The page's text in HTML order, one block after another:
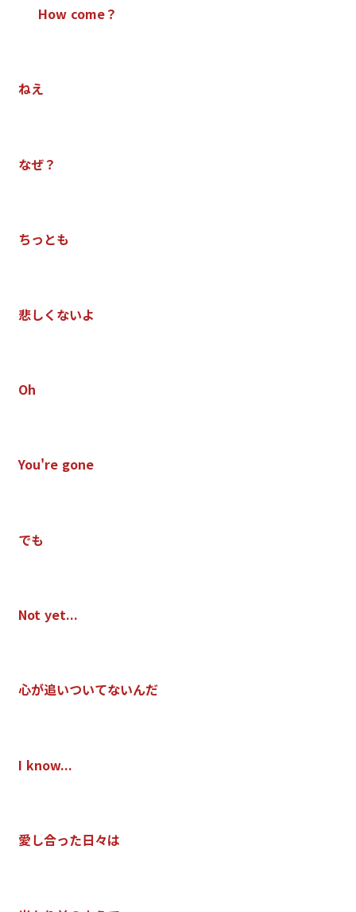
How come？
ねえ
なぜ？
ちっ とも
悲しく ないよ
Oh
You're gone
でも
Not yet...
心が追いついてないんだ
I know...
愛し合った日々は